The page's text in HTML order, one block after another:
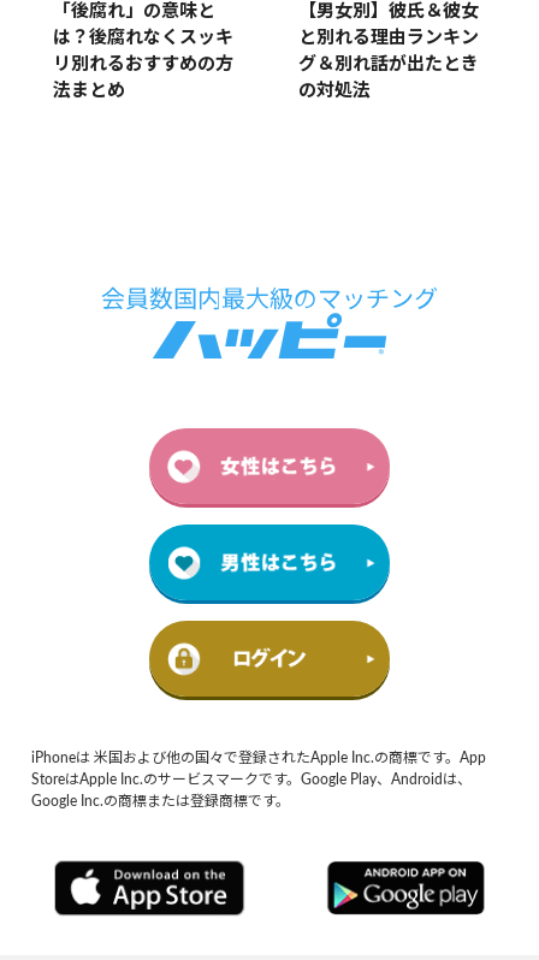
「後腐れ」の意味と
は？後腐れなくスッキ
リ別れるおすすめの方
法まとめ
【男女別】彼氏＆彼女
と別れる理由ランキン
グ＆別れ話が出たとき
の対処法
iPhoneは 米国および他の国々で登録されたApple Inc.の商標です。App
StoreはApple Inc.のサービスマークです。Google Play、Androidは、
Google Inc.の商標または登録商標です。